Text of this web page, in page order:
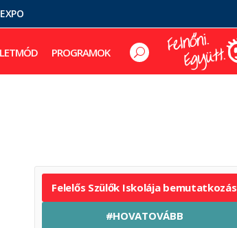
PROGRAMOK
Felelős Szülők Iskolája bemutatkozás
#HOVATOVÁBB